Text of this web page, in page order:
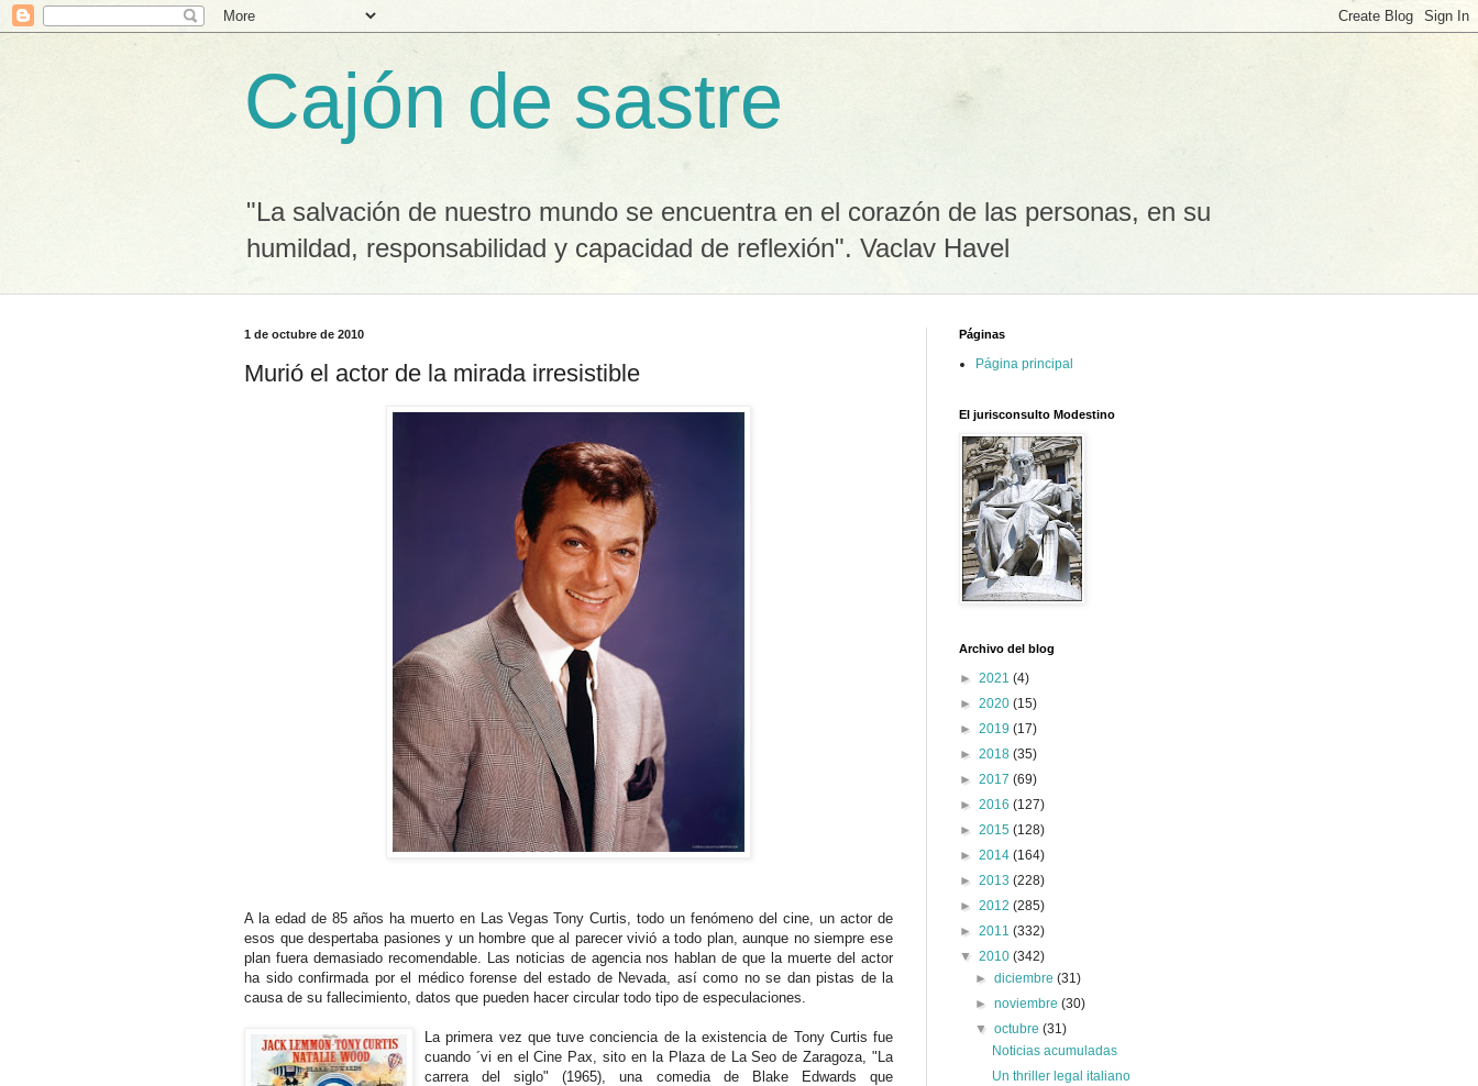
Cajón de sastre
"La salvación de nuestro mundo se encuentra en el corazón de las personas, en su
humildad, responsabilidad y capacidad de reflexión". Vaclav Havel
1 de octubre de 2010
Murió el actor de la mirada irresistible
A la edad de 85 años ha muerto en Las Vegas Tony Curtis, todo un fenómeno del cine, un actor de
esos que despertaba pasiones y un hombre que al parecer vivió a todo plan, aunque no siempre ese
plan fuera demasiado recomendable. Las noticias de agencia nos hablan de que la muerte del actor
ha sido confirmada por el médico forense del estado de Nevada, así como no se dan pistas de la
causa de su fallecimiento, datos que pueden hacer circular todo tipo de especulaciones.
La primera vez que tuve conciencia de la existencia de Tony Curtis fue
cuando ´vi en el Cine Pax, sito en la Plaza de La Seo de Zaragoza, "La
carrera del siglo" (1965), una comedia de Blake Edwards que
Páginas
Página principal
El jurisconsulto Modestino
Archivo del blog
► 2021 (4)
► 2020 (15)
► 2019 (17)
► 2018 (35)
► 2017 (69)
► 2016 (127)
► 2015 (128)
► 2014 (164)
► 2013 (228)
► 2012 (285)
► 2011 (332)
▼ 2010 (342)
►diciembre(31)
►noviembre(30)
▼octubre(31)
Noticias acumuladas
Un thriller legal italiano